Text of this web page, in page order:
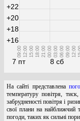
7 пт
09:00 12:00 15:00 18:00 21:00
8 сб
00:00 03:00 06:00 09:00 12:00
+16
+18
+20
+22
На сайті представлена
температуру повітря,
забрудненості повітря і
свої плани на найближчий
погоди, таких як сильні